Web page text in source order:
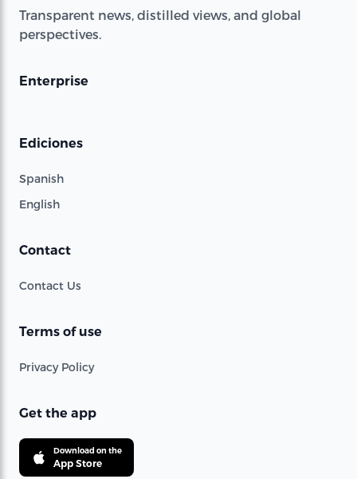
Transparent news, distilled views, and global
perspectives.
Enterprise
Ediciones
Spanish
English
Contact
Contact Us
Terms of use
Privacy Policy
Get the app
Download on the
App Store